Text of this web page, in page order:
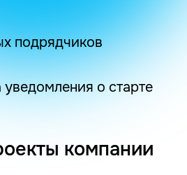
подрядчиков
о старте
компании